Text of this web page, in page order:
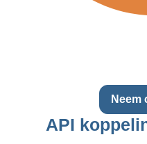
Neem
API